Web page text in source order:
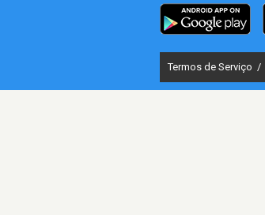
Termos de Serviço /